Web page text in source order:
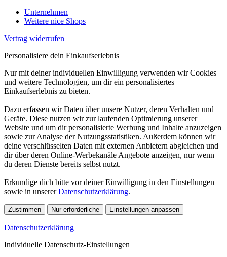
Unternehmen
Weitere nice Shops
Vertrag widerrufen
Personalisiere dein Einkaufserlebnis
Nur mit deiner individuellen Einwilligung verwenden wir Cookies
und weitere Technologien, um dir ein personalisiertes
Einkaufserlebnis zu bieten.
Dazu erfassen wir Daten über unsere Nutzer, deren Verhalten und
Geräte. Diese nutzen wir zur laufenden Optimierung unserer
Website und um dir personalisierte Werbung und Inhalte anzuzeigen
sowie zur Analyse der Nutzungsstatistiken. Außerdem können wir
deine verschlüsselten Daten mit externen Anbietern abgleichen und
dir über deren Online-Werbekanäle Angebote anzeigen, nur wenn
du deren Dienste bereits selbst nutzt.
Erkundige dich bitte vor deiner Einwilligung in den Einstellungen
sowie in unsererDatenschutzerklärung.
Zustimmen Nur erforderliche Einstellungen anpassen
Datenschutzerklärung
Individuelle Datenschutz-Einstellungen